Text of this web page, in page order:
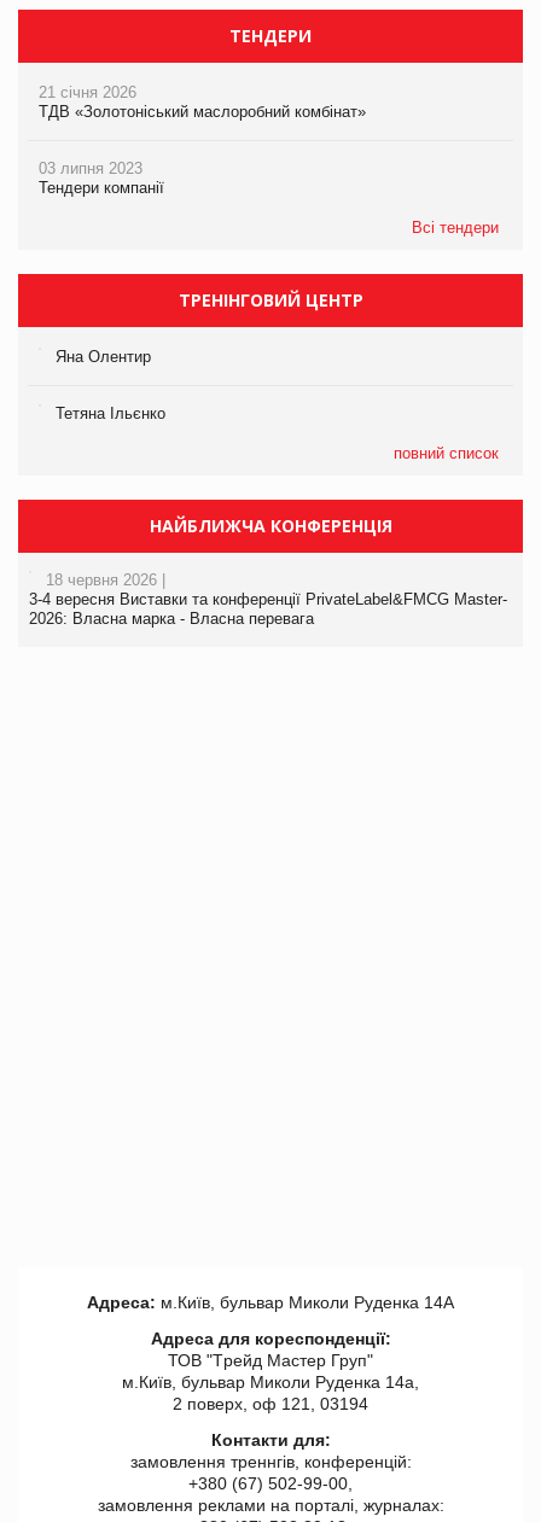
ТЕНДЕРИ
21 січня 2026
ТДВ «Золотоніський маслоробний комбінат»
03 липня 2023
Тендери компанії
Всі тендери
ТРЕНІНГОВИЙ ЦЕНТР
Яна Олентир
Тетяна Ільєнко
повний список
НАЙБЛИЖЧА КОНФЕРЕНЦІЯ
18 червня 2026 |
3-4 вересня Виставки та конференції PrivateLabel&FMCG Master-
2026: Власна марка - Власна перевага
Адреса: м.Київ, бульвар Миколи Руденка 14А
Адреса для кореспонденції:
ТОВ "Tрейд Мастер Груп"
м.Київ, бульвар Миколи Руденка 14а,
2 поверх, оф 121, 03194
Контакти для:
замовлення треннгів, конференцій:
+380 (67) 502-99-00,
замовлення реклами на порталі, журналах: